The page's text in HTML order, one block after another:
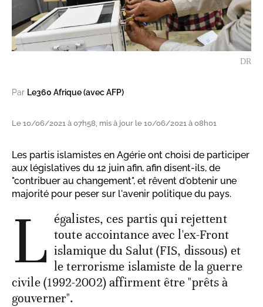
DR
Par Le360 Afrique (avec AFP)
Le 10/06/2021 à 07h58, mis à jour le 10/06/2021 à 08h01
Les partis islamistes en Agérie ont choisi de participer
aux législatives du 12 juin afin, afin disent-ils, de
"contribuer au changement", et rêvent d'obtenir une
majorité pour peser sur l'avenir politique du pays.
L égalistes, ces partis qui rejettent
toute accointance avec l'ex-Front
islamique du Salut (FIS, dissous) et
le terrorisme islamiste de la guerre
civile (1992-2002) affirment être "prêts à
gouverner".